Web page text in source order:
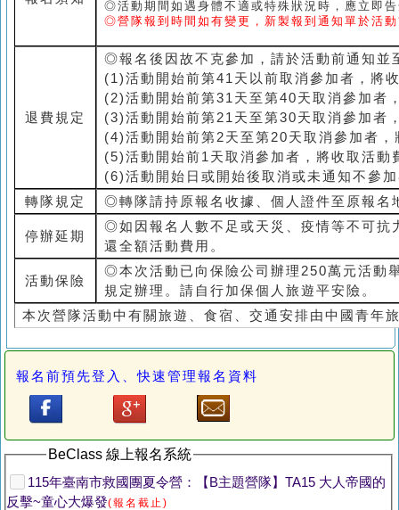
◎活動期間如遇身體不適或特殊狀況時，應立即
◎營隊報到時間如有變更，新製報到通知單於活
退費規定
◎報名後因故不克參加，請於活動前通知並
(1)活動開始前第41天以前取消參加者，將
(2)活動開始前第31天至第40天取消參加者
(3)活動開始前第21天至第30天取消參加者
(4)活動開始前第2天至第20天取消參加者，
(5)活動開始前1天取消參加者，將收取活動
(6)活動開始日或開始後取消或未通知不參
轉隊規定
◎轉隊請持原報名收據、個人證件至原報名
停辦延期
◎如因報名人數不足或天災、疫情等不可抗
還全額活動費用。
活動保險
◎本次活動已向保險公司辦理250萬元活動
規定辦理。請自行加保個人旅遊平安險。
本次營隊活動中有關旅遊、食宿、交通安排由中國青年
報名前預先登入、快速管理報名資料
BeClass 線上報名系統
115年臺南市救國團夏令營：【B主題營隊】TA15 大人帝國的
反擊~童心大爆發(報名截止)